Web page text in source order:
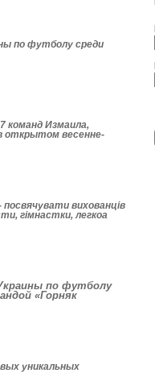
по футболу среди
команд Измаила,
открытом весенне-
вихованців
гімнастки, легкоа
по футболу
«Горняк
уникальных